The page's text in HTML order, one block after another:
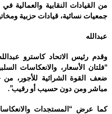
من القيادات النقابية والعمالية
جمعيات نسائية، قيادات حزبية
عبدالله
وقدم رئيس الاتحاد كاسترو
“فلتان الأسعار، والانعكاسات
ضعف القوة الشرائية للأجور،
مباشر ومن دون حسيب أو رقيب”.
كما عرض “المستجدات